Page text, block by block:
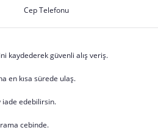
Cep Telefonu
kaydederek güvenli alış veriş.
en kısa sürede ulaş.
iade edebilirsin.
cebinde.